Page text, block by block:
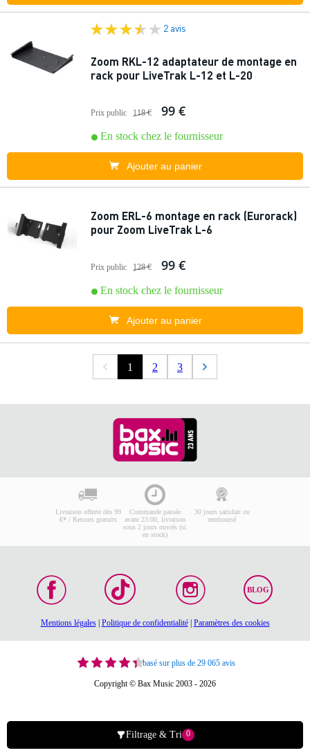
2 avis
Zoom RKL-12 adaptateur de montage en
rack pour LiveTrak L-12 et L-20
Prix public 118 € 99 €
En stock chez le fournisseur
Ajouter au panier
Zoom ERL-6 montage en rack (Eurorack)
pour Zoom LiveTrak L-6
Prix public 128 € 99 €
En stock chez le fournisseur
Ajouter au panier
1 2 3
Filtrage & Tri 0
Livraison offerte dès 99
€* / Retours gratuits
Commande passée
avant 23:00, livraison
sous 2 jours ouvrés (si
en stock)
30 jours satisfait ou
remboursé
BLOG
Mentions légales| Politique de confidentialité| Paramètres des cookies
basé sur plus de 29 065 avis
Copyright © Bax Music 2003 - 2026